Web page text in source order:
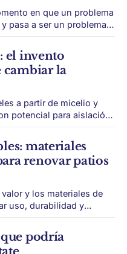
pasa a ser un problema
Punta del Este no es
el invento
cambiar la
a partir de micelio y
potencial para aislación
en un material de
los
materiales
renovar patios
y los materiales de
uso, durabilidad y
de la vivienda.
era visto como un
podría